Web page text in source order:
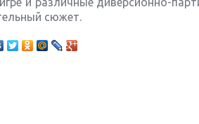
сюжет.